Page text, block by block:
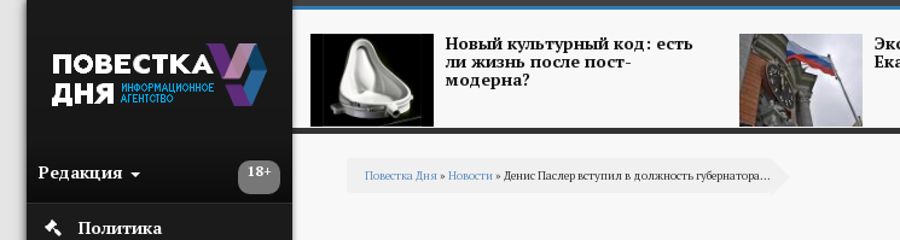
18+
Редакция
Политика
Новый культурный код: есть
ли жизнь после пост-
модерна?
Повестка Дня» Новости» Денис Паслер вступил в должность губернатора...